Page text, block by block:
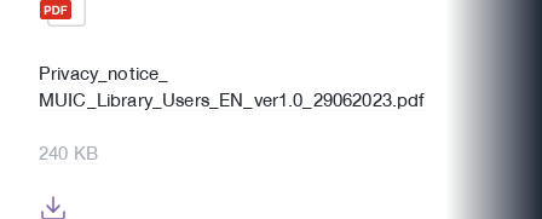
Privacy_notice_
MUIC_Library_Users_EN_ver1.0_29062023.pdf
240 KB